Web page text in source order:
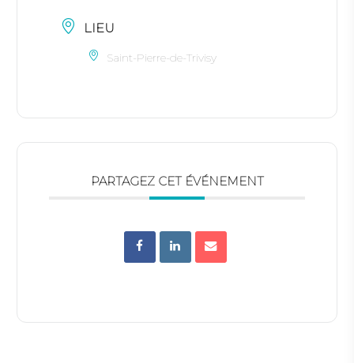
LIEU
Saint-Pierre-de-Trivisy
PARTAGEZ CET ÉVÉNEMENT